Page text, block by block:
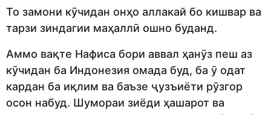
То замони кӯчидан онҳо аллакай бо кишвар ва
тарзи зиндагии маҳаллӣ ошно буданд.
Аммо вақте Нафиса бори аввал ҳанӯз пеш аз
кӯчидан ба Индонезия омада буд, ба ӯ одат
кардан ба иқлим ва баъзе ҷузъиёти рӯзгор
осон набуд. Шумораи зиёди ҳашарот ва